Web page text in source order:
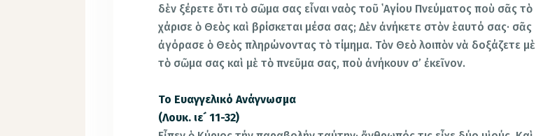
δὲν ξέρετε ὅτι τὸ σῶμα σας εἶναι ναὸς τοῦ ῾Αγίου Πνεύματος ποὺ σᾶς τὸ
χάρισε ὁ Θεὸς καὶ βρίσκεται μέσα σας; Δὲν ἀνήκετε στὸν ἑαυτό σας· σᾶς
ἀγόρασε ὁ Θεὸς πληρώνοντας τὸ τίμημα. Τὸν Θεὸ λοιπὸν νὰ δοξάζετε μὲ
τὸ σῶμα σας καὶ μὲ τὸ πνεῦμα σας, ποὺ ἀνήκουν σ’ ἐκεῖνον.
Το Ευαγγελικό Ανάγνωσμα
(Λουκ. ιε´ 11-32)